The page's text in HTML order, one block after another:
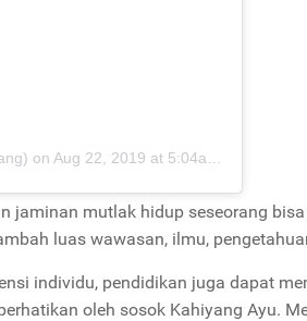
on Aug 22, 2019 at 5:04am PDT
jaminan mutlak hidup seseorang
luas wawasan, ilmu,
individu, pendidikan juga dapat
oleh sosok Kahiyang Ayu.